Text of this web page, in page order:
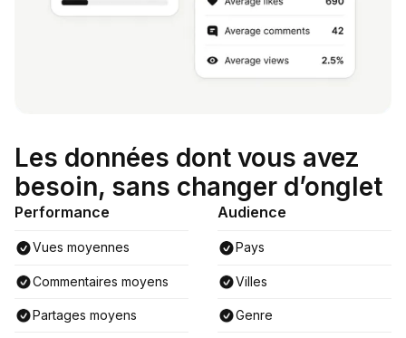
Les données dont vous avez
besoin, sans changer d’onglet
Performance Audience
Vues moyennes Pays
Commentaires moyens Villes
Partages moyens Genre